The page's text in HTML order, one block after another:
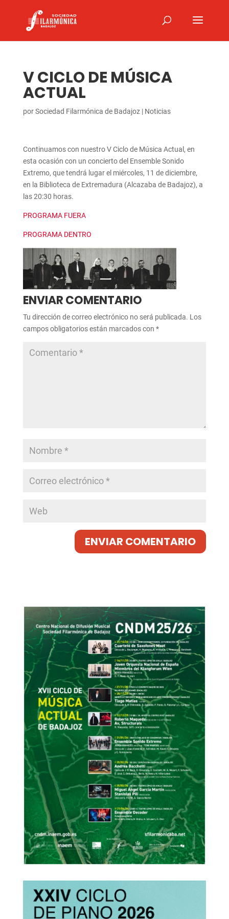
V CICLO DE MÚSICA
ACTUAL
porSociedad Filarmónica de Badajoz| Noticias
Continuamos con nuestro V Ciclo de Música Actual, en
esta ocasión con un concierto del Ensemble Sonido
Extremo, que tendrá lugar el miércoles, 11 de diciembre,
en la Biblioteca de Extremadura (Alcazaba de Badajoz), a
las 20:30 horas.
PROGRAMA FUERA
PROGRAMA DENTRO
ENVIAR COMENTARIO
Tu dirección de correo electrónico no será publicada. Los
campos obligatorios están marcados con *